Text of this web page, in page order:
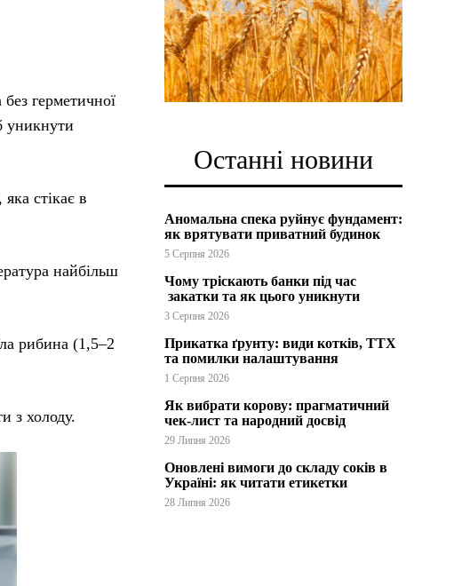
герметичної
уникнути
стікає в
найбільш
рибина (1,5–2
з холоду.
Останні новини
Аномальна спека руйнує фундамент:
як врятувати приватний будинок
5 Серпня 2026
Чому тріскають банки під час
закатки та як цього уникнути
3 Серпня 2026
Прикатка ґрунту: види котків, ТТХ
та помилки налаштування
1 Серпня 2026
Як вибрати корову: прагматичний
чек-лист та народний досвід
29 Липня 2026
Оновлені вимоги до складу соків в
Україні: як читати етикетки
28 Липня 2026